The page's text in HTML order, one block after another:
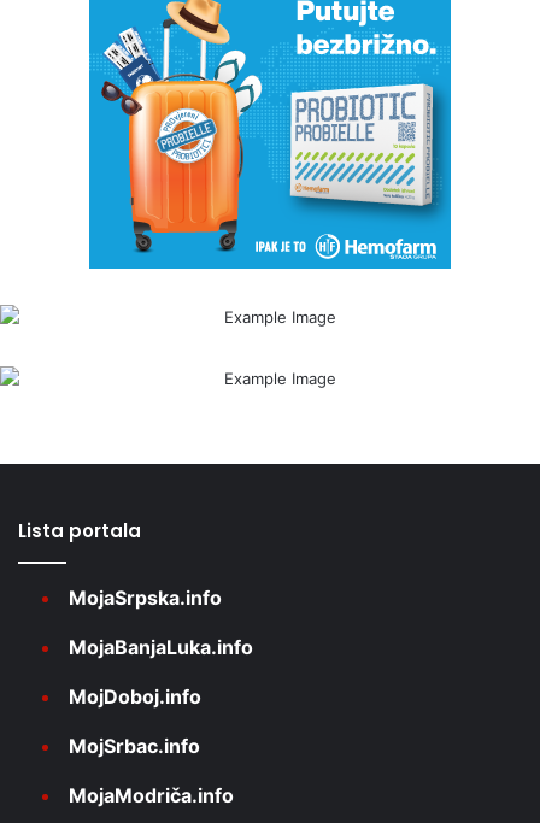
Lista portala
MojaSrpska.info
MojaBanjaLuka.info
MojDoboj.info
MojSrbac.info
MojaModriča.info